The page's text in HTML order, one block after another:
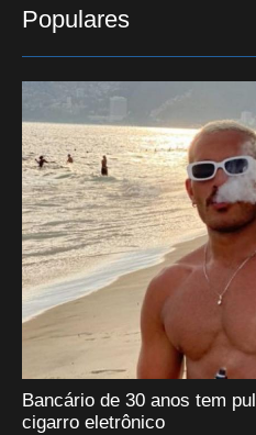
Populares
Bancário de 30 anos tem
cigarro eletrônico